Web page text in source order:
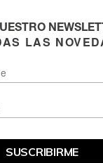
LAS